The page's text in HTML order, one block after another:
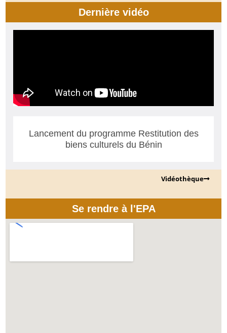
Dernière vidéo
Lancement du programme Restitution des
biens culturels du Bénin
Vidéothèque
Se rendre à l'EPA